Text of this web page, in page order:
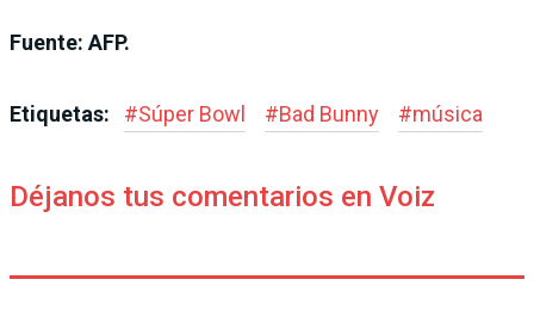
Fuente: AFP.
Etiquetas: #Súper Bowl #Bad Bunny #música
Déjanos tus comentarios en Voiz